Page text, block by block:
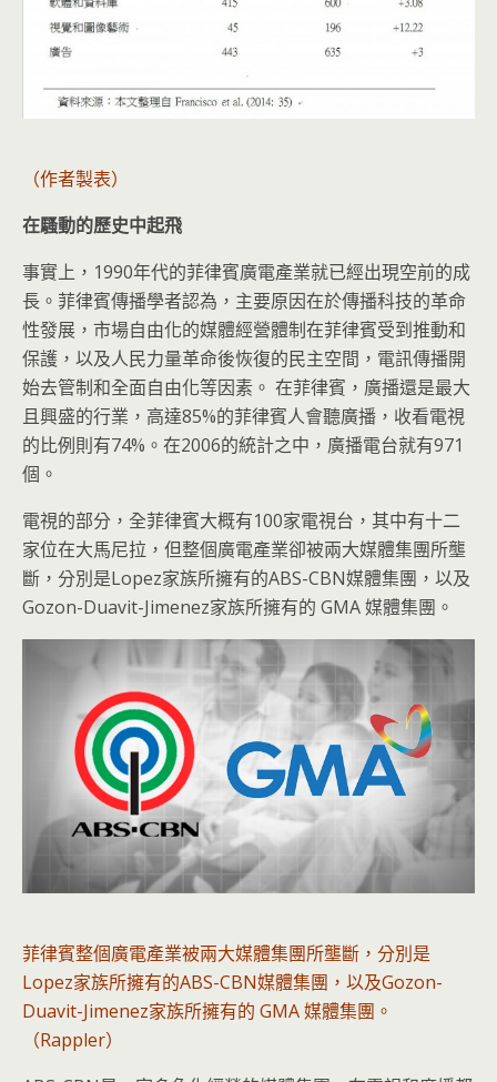
（作者製表）
在騷動的歷史中起飛
事實上，1990年代的菲律賓廣電產業就已經出現空前的成
長。菲律賓傳播學者認為，主要原因在於傳播科技的革命
性發展，市場自由化的媒體經營體制在菲律賓受到推動和
保護，以及人民力量革命後恢復的民主空間，電訊傳播開
始去管制和全面自由化等因素。 在菲律賓，廣播還是最大
且興盛的行業，高達85%的菲律賓人會聽廣播，收看電視
的比例則有74%。在2006的統計之中，廣播電台就有971
個。
電視的部分，全菲律賓大概有100家電視台，其中有十二
家位在大馬尼拉，但整個廣電產業卻被兩大媒體集團所壟
斷，分別是Lopez家族所擁有的ABS-CBN媒體集團，以及
Gozon-Duavit-Jimenez家族所擁有的 GMA 媒體集團。
菲律賓整個廣電產業被兩大媒體集團所壟斷，分別是
Lopez家族所擁有的ABS-CBN媒體集團，以及Gozon-
Duavit-Jimenez家族所擁有的 GMA 媒體集團。
（Rappler）